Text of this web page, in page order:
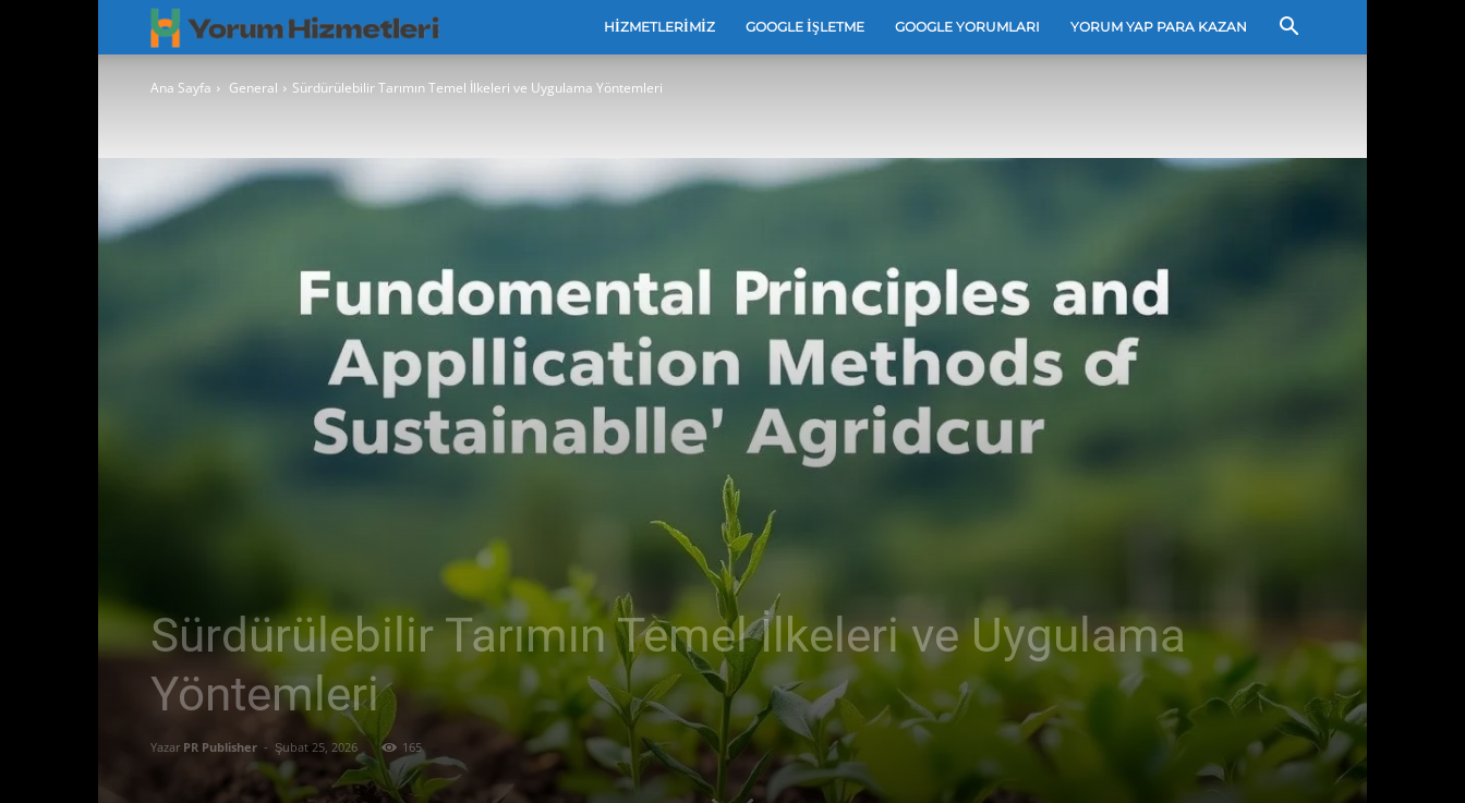
Google
Yorum
–
Maps
Yorumları
HIZMETLERIMIZ GOOGLE İŞLETME GOOGLE YORUMLARI YORUM YAP PARA KAZAN
Ana Sayfa General Sürdürülebilir Tarımın Temel İlkeleri ve Uygulama Yöntemleri
Sürdürülebilir Tarımın Temel İlkeleri ve Uygulama
Yöntemleri
Yazar PR Publisher - Şubat 25, 2026 165